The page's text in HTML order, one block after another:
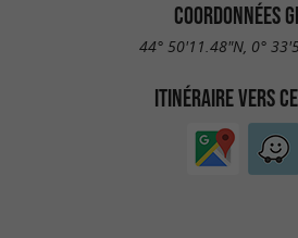
COORDONNÉES
44° 50'11.48"N, 0°
ITINÉRAIRE VERS